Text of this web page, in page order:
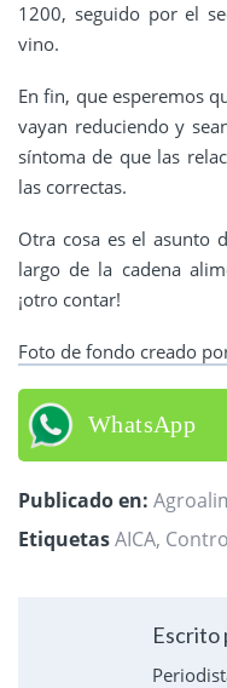
1200, seguido por el
vino.
En fin, que esperemos
vayan reduciendo y
síntoma de que las
las correctas.
Otra cosa es el asunto
largo de la cadena
¡otro contar!
Foto de fondo creado
WhatsApp
Publicado en:
EtiquetasAICA,
Escrito